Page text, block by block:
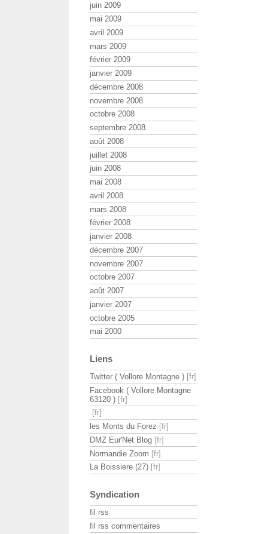
juin 2009
mai 2009
avril 2009
mars 2009
février 2009
janvier 2009
décembre 2008
novembre 2008
octobre 2008
septembre 2008
août 2008
juillet 2008
juin 2008
mai 2008
avril 2008
mars 2008
février 2008
janvier 2008
décembre 2007
novembre 2007
octobre 2007
août 2007
janvier 2007
octobre 2005
mai 2000
Liens
Twitter ( Vollore Montagne )
Facebook ( Vollore Montagne
63120 )
les Monts du Forez
DMZ Eur'Net Blog
Normandie Zoom
La Boissiere (27)
Syndication
fil rss
fil rss commentaires